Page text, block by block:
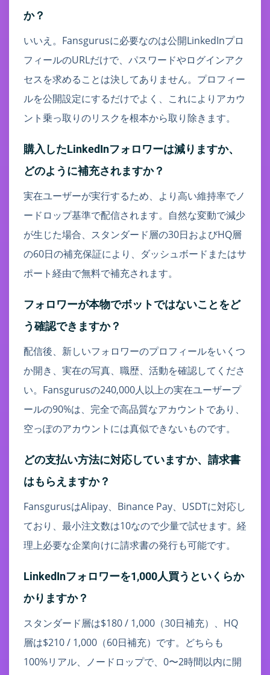
か？
いいえ。Fansgurusに必要なのは公開LinkedInプロ
フィールのURLだけで、パスワードやログインアク
セスを求めることは決してありません。プロフィー
ルを公開設定にするだけでよく、これによりアカウ
ント乗っ取りのリスクを根本から取り除きます。
購入したLinkedInフォロワーは減りますか、
どのように補充されますか？
実在ユーザーが実行するため、より高い維持率でノ
ードロップ基準で配信されます。自然な変動で減少
が生じた場合、スタンダード層の30日およびHQ層
の60日の補充保証により、ダッシュボードまたはサ
ポート経由で無料で補充されます。
フォロワーが本物でボットではないことをど
う確認できますか？
配信後、新しいフォロワーのプロフィールをいくつ
か開き、実在の写真、職歴、活動を確認してくださ
い。Fansgurusの240,000人以上の実在ユーザープ
ールの90%は、完全で高品質なアカウントであり、
空っぽのアカウントには真似できないものです。
どの支払い方法に対応していますか、請求書
はもらえますか？
FansgurusはAlipay、Binance Pay、USDTに対応し
ており、最小注文数は10なので少量で試せます。経
理上必要な企業向けに請求書の発行も可能です。
LinkedInフォロワーを1,000人買うといくらか
かりますか？
スタンダード層は$180 / 1,000（30日補充）、HQ
層は$210 / 1,000（60日補充）です。どちらも
100%リアル、ノードロップで、0〜2時間以内に開